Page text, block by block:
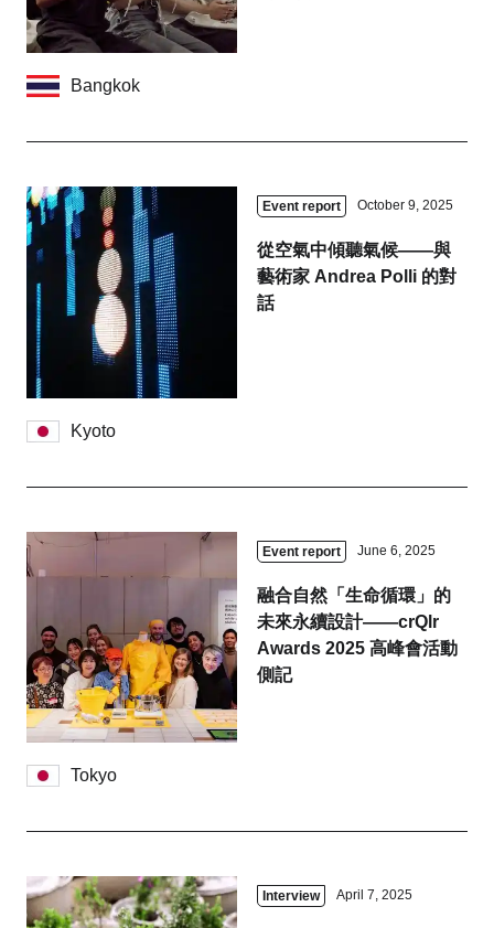
Bangkok
Event report October 9, 2025
從空氣中傾聽氣候——與
藝術家 Andrea Polli 的對
話
Kyoto
Event report June 6, 2025
融合自然「生命循環」的
未來永續設計——crQlr
Awards 2025 高峰會活動
側記
Tokyo
Interview April 7, 2025